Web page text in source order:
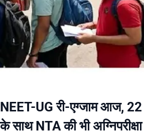
NEET-UG री-एग्जाम आज, 22
के साथ NTA की भी अग्निपरीक्षा